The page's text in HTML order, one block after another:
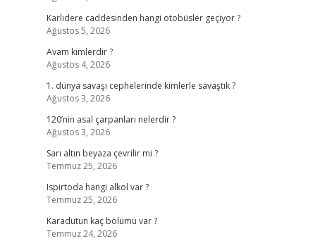
Karlıdere caddesinden hangi otobüsler geçiyor ?
Ağustos 5, 2026
Avam kimlerdir ?
Ağustos 4, 2026
1. dünya savaşı cephelerinde kimlerle savaştık ?
Ağustos 3, 2026
120’nin asal çarpanları nelerdir ?
Ağustos 3, 2026
Sarı altın beyaza çevrilir mi ?
Temmuz 25, 2026
Ispirtoda hangi alkol var ?
Temmuz 25, 2026
Karadutun kaç bölümü var ?
Temmuz 24, 2026